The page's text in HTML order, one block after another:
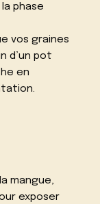
phase
vos graines
d’un pot
en
mangue,
exposer